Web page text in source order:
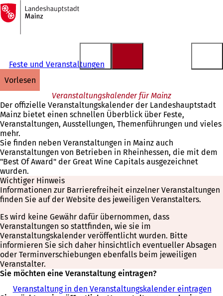
Inhalt anspringen
Zur
Startseite
Feste und Veranstaltungen
vorlesen
Veranstaltungskalender für Mainz
Der offizielle Veranstaltungskalender der Landeshauptstadt
Mainz bietet einen schnellen Überblick über Feste,
Veranstaltungen, Ausstellungen, Themenführungen und vieles
mehr.
Sie finden neben Veranstaltungen in Mainz auch
Veranstaltungen von Betrieben in Rheinhessen, die mit dem
"Best Of Award" der Great Wine Capitals ausgezeichnet
wurden.
Wichtiger Hinweis
Informationen zur Barrierefreiheit einzelner Veranstaltungen
finden Sie auf der Website des jeweiligen Veranstalters.
Es wird keine Gewähr dafür übernommen, dass
Veranstaltungen so stattfinden, wie sie im
Veranstaltungskalender veröffentlicht wurden. Bitte
informieren Sie sich daher hinsichtlich eventueller Absagen
oder Terminverschiebungen ebenfalls beim jeweiligen
Veranstalter.
Sie möchten eine Veranstaltung eintragen?
Veranstaltung in den Veranstaltungskalender eintragen